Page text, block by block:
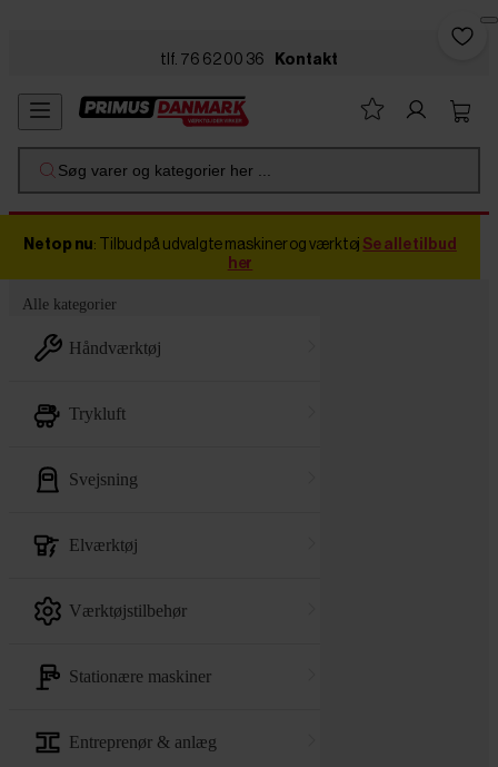
tlf. 76 62 00 36 Kontakt
Søg varer og kategorier her ...
Netop nu: Tilbud på udvalgte maskiner og værktøj Se alle tilbud
her
Alle kategorier
håndværktøj
trykluft
svejsning
elværktøj
værktøjstilbehør
stationære maskiner
entreprenør & anlæg